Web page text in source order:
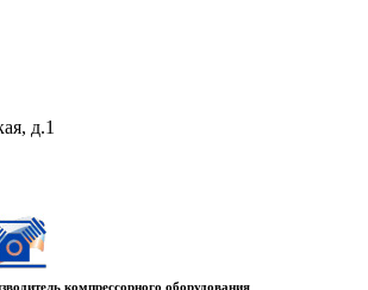
д.1
компрессорного оборудования